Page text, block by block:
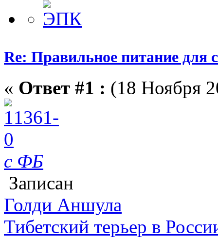
Re: Правильное питание для
« Ответ #1 : (18 Ноября
c ФБ
Записан
Голди Аншула
Тибетский терьер в